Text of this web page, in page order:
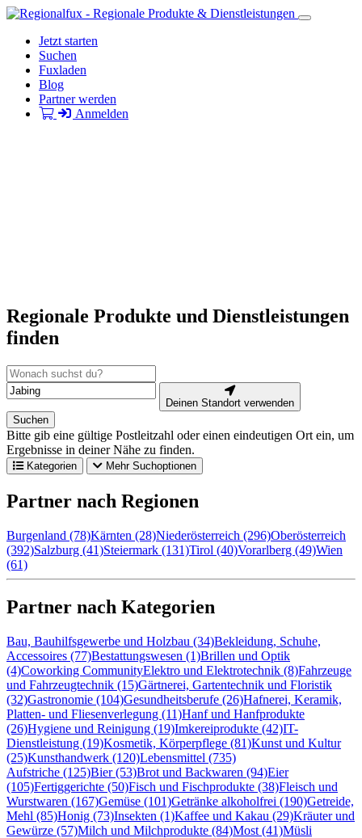
Jetzt starten
Suchen
Fuxladen
Blog
Partner werden
Anmelden
Regionale Produkte und Dienstleistungen
finden
Deinen Standort verwenden
Suchen
Bitte gib eine gültige Postleitzahl oder einen eindeutigen Ort ein, um
Ergebnisse in deiner Nähe zu finden.
Kategorien Mehr Suchoptionen
Partner nach Regionen
Burgenland (78)Kärnten (28)Niederösterreich (296)Oberösterreich
(392)Salzburg (41)Steiermark (131)Tirol (40)Vorarlberg (49)Wien
(61)
Partner nach Kategorien
Bau, Bauhilfsgewerbe und Holzbau (34)Bekleidung, Schuhe,
Accessoires (77)Bestattungswesen (1)Brillen und Optik
(4)Coworking CommunityElektro und Elektrotechnik (8)Fahrzeuge
und Fahrzeugtechnik (15)Gärtnerei, Gartentechnik und Floristik
(32)Gastronomie (104)Gesundheitsberufe (26)Hafnerei, Keramik,
Platten- und Fliesenverlegung (11)Hanf und Hanfprodukte
(26)Hygiene und Reinigung (19)Imkereiprodukte (42)IT-
Dienstleistung (19)Kosmetik, Körperpflege (81)Kunst und Kultur
(25)Kunsthandwerk (120)Lebensmittel (735)
Aufstriche (125)Bier (53)Brot und Backwaren (94)Eier
(105)Fertiggerichte (50)Fisch und Fischprodukte (38)Fleisch und
Wurstwaren (167)Gemüse (101)Getränke alkoholfrei (190)Getreide,
Mehl (85)Honig (73)Insekten (1)Kaffee und Kakau (29)Kräuter und
Gewürze (57)Milch und Milchprodukte (84)Most (41)Müsli